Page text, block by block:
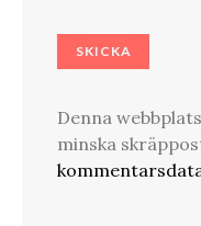
Denna
minska